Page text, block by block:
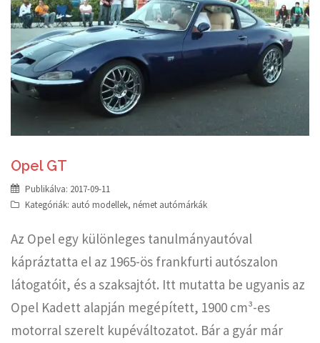
Opel GT
Publikálva: 2017-09-11
Kategóriák: autó modellek, német autómárkák
Az Opel egy különleges tanulmányautóval
kápráztatta el az 1965-ös frankfurti autószalon
látogatóit, és a szaksajtót. Itt mutatta be ugyanis az
Opel Kadett alapján megépített, 1900 cm³-es
motorral szerelt kupéváltozatot. Bár a gyár már